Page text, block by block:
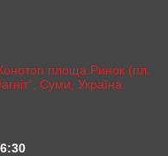
площа Ринок (пл.
Суми, Україна